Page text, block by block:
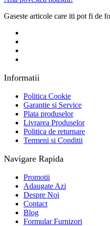
Gaseste articole care iti pot fi de
Informatii
Politica Cookie
Garantie si Service
Plata produselor
Livrarea Produselor
Politica de returnare
Termeni si Conditii
Navigare Rapida
Promotii
Adaugate Azi
Despre Noi
Contact
Blog
Formular Furnizori